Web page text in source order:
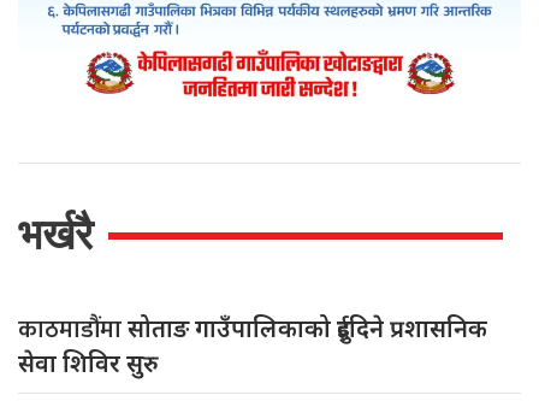
भर्खरै
काठमाडौंमासोताङ गाउँपालिकाको दुईदिने प्रशासनिक
सेवा शिविर सुरु